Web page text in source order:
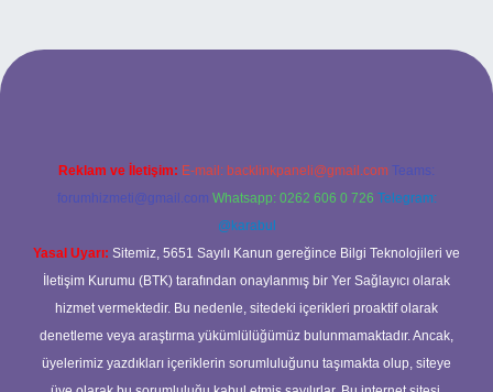
Reklam ve İletişim: E-mail: backlinkpaneli@gmail.com Teams:
forumhizmeti@gmail.com Whatsapp: 0262 606 0 726 Telegram:
@karabul
Yasal Uyarı: Sitemiz, 5651 Sayılı Kanun gereğince Bilgi Teknolojileri ve
İletişim Kurumu (BTK) tarafından onaylanmış bir Yer Sağlayıcı olarak
hizmet vermektedir. Bu nedenle, sitedeki içerikleri proaktif olarak
denetleme veya araştırma yükümlülüğümüz bulunmamaktadır. Ancak,
üyelerimiz yazdıkları içeriklerin sorumluluğunu taşımakta olup, siteye